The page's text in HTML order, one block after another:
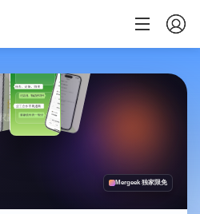
集多种功能于一体，助力家庭生活有序协作
Mergeek 独家限免